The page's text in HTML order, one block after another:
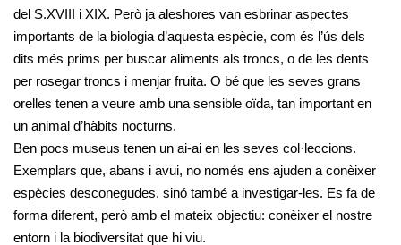
del S.XVIII i XIX. Però ja aleshores van esbrinar aspectes
importants de la biologia d’aquesta espècie, com és l’ús dels
dits més prims per buscar aliments als troncs, o de les dents
per rosegar troncs i menjar fruita. O bé que les seves grans
orelles tenen a veure amb una sensible oïda, tan important en
un animal d’hàbits nocturns.
Ben pocs museus tenen un ai-ai en les seves col·leccions.
Exemplars que, abans i avui, no només ens ajuden a conèixer
espècies desconegudes, sinó també a investigar-les. Es fa de
forma diferent, però amb el mateix objectiu: conèixer el nostre
entorn i la biodiversitat que hi viu.